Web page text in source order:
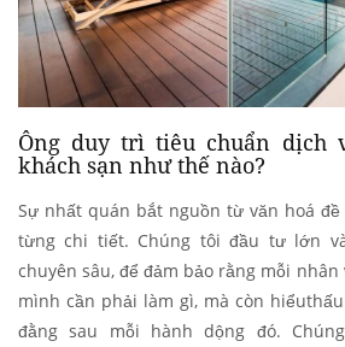
Ông duy trì tiêu chuẩn dịch
khách sạn như thế nào?
Sự nhất quán bắt nguồn từ văn hoá
từng chi tiết. Chúng tôi đầu tư lớn
chuyên sâu, để đảm bảo rằng mỗi
mình cần phải làm gì, mà còn
đằng sau mỗi hành dộng đó.